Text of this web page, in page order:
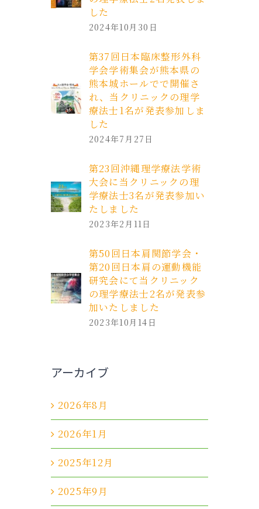
した
2024年10月30日
第37回日本臨床整形外科
学会学術集会が熊本県の
熊本城ホールでで開催さ
れ、当クリニックの理学
療法士1名が発表参加しま
した
2024年7月27日
第23回沖縄理学療法学術
大会に当クリニックの理
学療法士3名が発表参加い
たしました
2023年2月11日
第50回日本肩関節学会・
第20回日本肩の運動機能
研究会にて当クリニック
の理学療法士2名が発表参
加いたしました
2023年10月14日
アーカイブ
2026年8月
2026年1月
2025年12月
2025年9月